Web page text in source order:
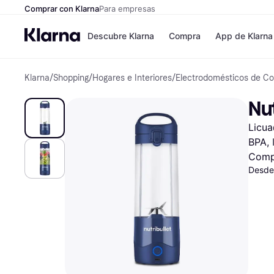
Comprar con KlarnaPara empresas
Descubre Klarna
Formas de
Paga ahora
Paga en 3 plazos
Paga en 30 días
Financiación
Klarna en Apple
Compra
Tiendas
Zalando
JD Sports
App de Klarna
Klarna/Shopping/Hogares e Interiores/Electrodomésticos de